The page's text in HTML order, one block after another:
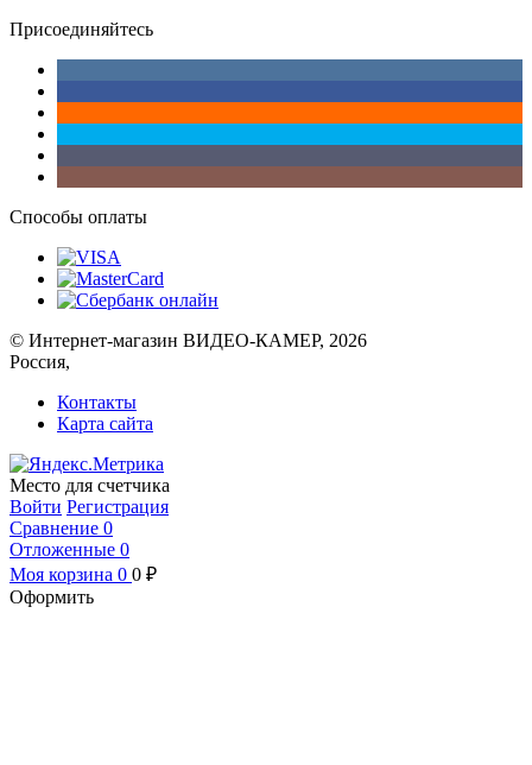
Присоединяйтесь
Способы оплаты
© Интернет-магазин ВИДЕО-КАМЕР, 2026
Россия,
Контакты
Карта сайта
Место для счетчика
Войти Регистрация
Сравнение 0
Отложенные 0
Моя корзина 0 0 ₽
Оформить